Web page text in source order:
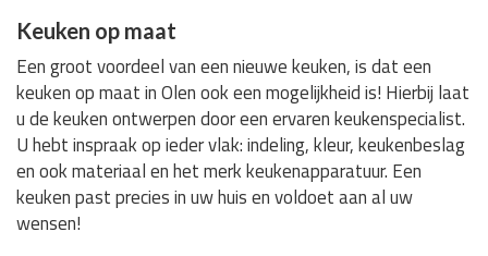
Keuken op maat
Een groot voordeel van een nieuwe keuken, is dat een
keuken op maat in Olen ook een mogelijkheid is! Hierbij laat
u de keuken ontwerpen door een ervaren keukenspecialist.
U hebt inspraak op ieder vlak: indeling, kleur, keukenbeslag
en ook materiaal en het merk keukenapparatuur. Een
keuken past precies in uw huis en voldoet aan al uw
wensen!